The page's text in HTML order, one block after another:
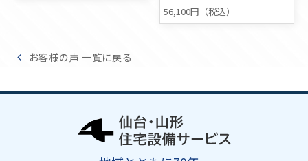
56,100円（税込）
お客様の声 一覧に戻る